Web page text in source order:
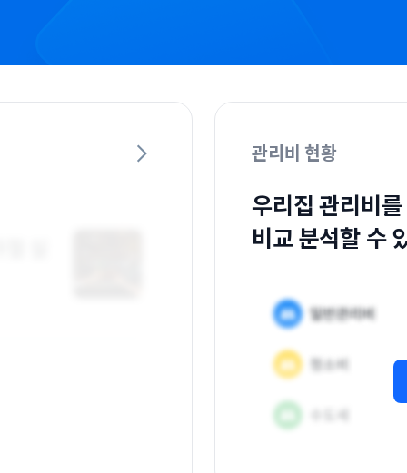
관리비 현황
우리집 관리비
비교 분석할 수